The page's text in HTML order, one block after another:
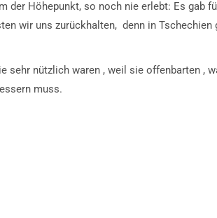
der Höhepunkt, so noch nie erlebt: Es gab
wir uns zurückhalten, denn in Tschechien
sehr nützlich waren , weil sie offenbarten ,
muss.